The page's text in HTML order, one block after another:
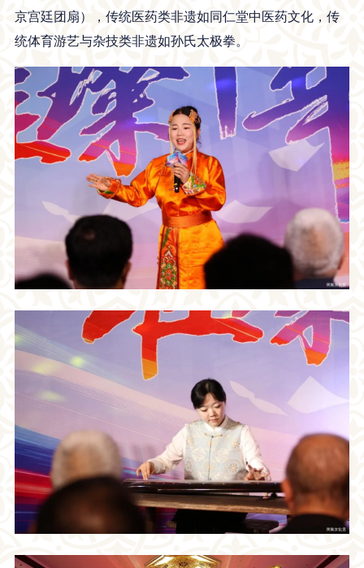
京宫廷团扇），传统医药类非遗如同仁堂中医药文化，传
统体育游艺与杂技类非遗如孙氏太极拳。